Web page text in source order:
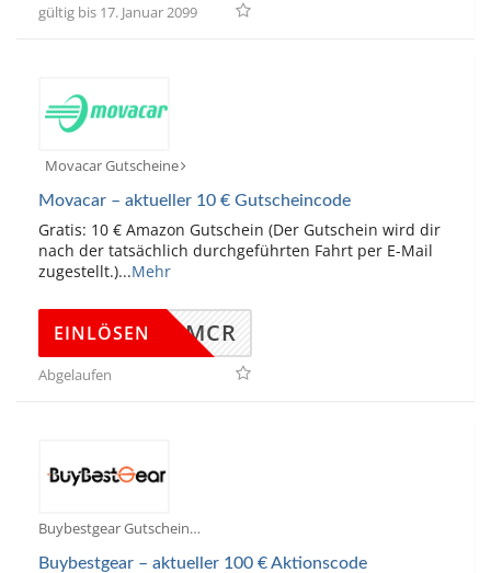
gültig bis 17. Januar 2099
Movacar Gutscheine
Movacar – aktueller 10 € Gutscheincode
Gratis: 10 € Amazon Gutschein (Der Gutschein wird dir
nach der tatsächlich durchgeführten Fahrt per E-Mail
zugestellt.)...Mehr
25MCR
EINLÖSEN
Abgelaufen
Buybestgear Gutscheine
Buybestgear – aktueller 100 € Aktionscode